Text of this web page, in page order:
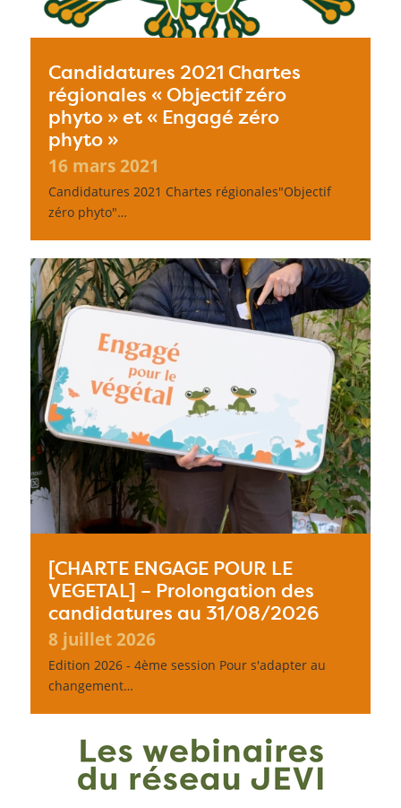
Candidatures 2021 Chartes
régionales « Objectif zéro
phyto » et « Engagé zéro
phyto »
16 mars 2021
Candidatures 2021 Chartes régionales"Objectif
zéro phyto"…
[CHARTE ENGAGE POUR LE
VEGETAL] – Prolongation des
candidatures au 31/08/2026
8 juillet 2026
Edition 2026 - 4ème session Pour s'adapter au
changement…